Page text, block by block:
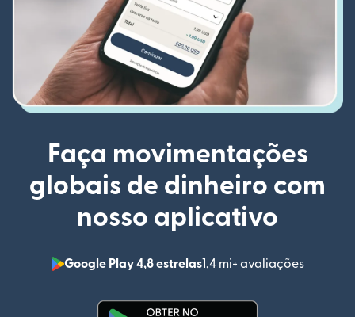
Faça movimentações
globais de dinheiro com
nosso aplicativo
Google Play 4,8 estrelas1,4 mi+ avaliações
(abre